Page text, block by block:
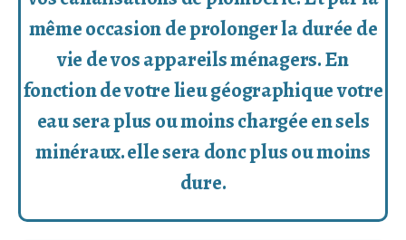
même occasion de prolonger la durée de
vie de vos appareils ménagers. En
fonction de votre lieu géographique votre
eau sera plus ou moins chargée en sels
minéraux. elle sera donc plus ou moins
dure.